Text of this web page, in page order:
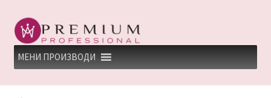
Skip
to
navigation
Skip
to
content
МЕНИ ПРОИЗВОДИ
HOME